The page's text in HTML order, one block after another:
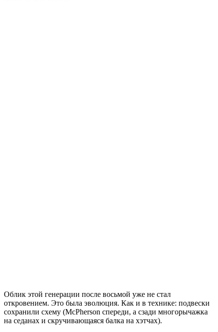
Облик этой генерации после восьмой уже не стал
откровением. Это была эволюция. Как и в технике: подвески
сохранили схему (McPherson спереди, а сзади многорычажка
на седанах и скручивающаяся балка на хэтчах).